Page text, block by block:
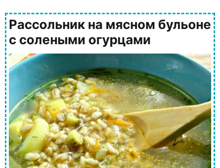
Рассольник на мясном бульоне
с солеными огурцами